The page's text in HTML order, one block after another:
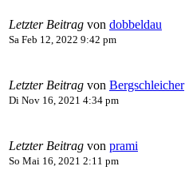
Letzter Beitrag von dobbeldau
Sa Feb 12, 2022 9:42 pm
Letzter Beitrag von Bergschleicher
Di Nov 16, 2021 4:34 pm
Letzter Beitrag von prami
So Mai 16, 2021 2:11 pm